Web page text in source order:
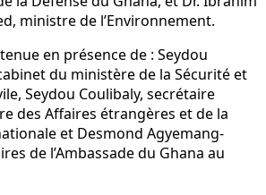
ministre de l’Environnement.
en présence de : Seydou
du ministère de la Sécurité et
Seydou Coulibaly, secrétaire
des Affaires étrangères et de la
et Desmond Agyemang-
de l’Ambassade du Ghana au